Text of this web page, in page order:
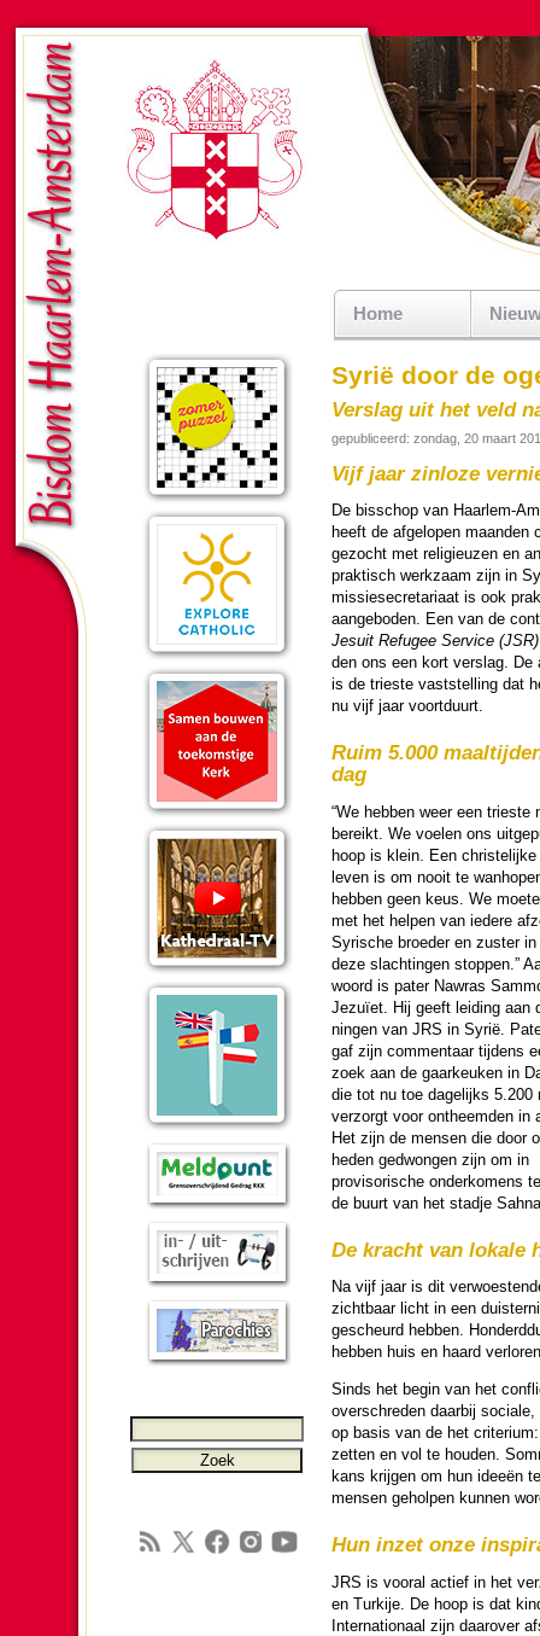
Home
Syrië door de
Verslag uit het veld
gepubliceerd: zondag, 20 maart
Vijf jaar zin­loze
De bis­schop van Haar­lem-
heeft de afgelopen maan­den
gezocht met reli­gi­euzen en
prak­tisch werk­zaam zijn in
missie­secre­ta­riaat is ook
aan­ge­bo­den. Een van de
Jesuit Refugee Service (JSR)
den ons een kort ver­slag. De
is de trieste vast­stel­ling dat
nu vijf jaar voortduurt.
Ruim 5.000
dag
“We hebben weer een trieste
bereikt. We voelen ons
hoop is klein. Een chris­te­lijke
leven is om nooit te
hebben geen keus. We
met het helpen van iedere
Syrische broe­der en zuster
deze slach­tingen stoppen.”
woord is pater Nawras
Jezuïet. Hij geeft lei­ding aan
ningen van JRS in Syrië.
gaf zijn com­men­taar tij­dens
zoek aan de gaarkeuken in
die tot nu toe dage­lijks 5.200
ver­zorgt voor ontheem­den in
Het zijn de mensen die door
he­den ge­dwon­gen zijn om in
provisorische onder­ko­mens
de buurt van het stadje
De kracht van lokale
Na vijf jaar is dit
zicht­baar licht in een
gescheurd hebben.
hebben huis en haard
Sinds het begin van het
over­schre­den daarbij
op basis van de het
zetten en vol te hou­den.
kans krijgen om hun ideeën
mensen geholpen kunnen
Hun inzet onze
JRS is vooral actief in het
en Turkije. De hoop is dat
Inter­na­tio­naal zijn daarover